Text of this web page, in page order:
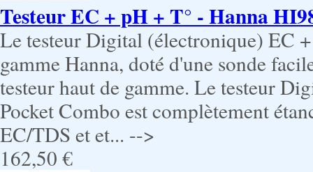
Testeur EC + pH + T° - Hanna
Le testeur Digital (électronique) EC
gamme Hanna, doté d'une sonde
testeur haut de gamme. Le testeur
Pocket Combo est complètement
EC/TDS et et... -->
162,50 €